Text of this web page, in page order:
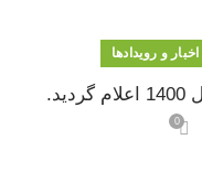
اخبار و رویدادها
0